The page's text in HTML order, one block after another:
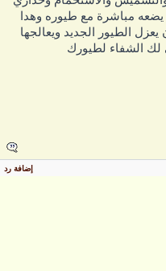
يضعه مباشرة مع طيوره وهدا
الطيور الجديد ويعالجها
لك الشفاء لطيورك
إضافة رد